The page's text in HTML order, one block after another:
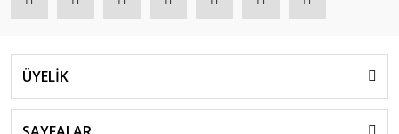
ÜYELİK